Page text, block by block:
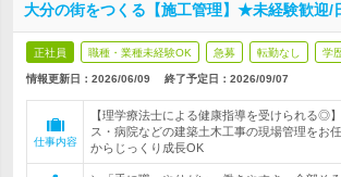
大分の街をつくる【施工管理】★未経験歓迎/
正社員 職種・業種未経験OK 急募 転勤なし 学
情報更新日：2026/06/09 終了予定日： 2026/09/07
仕事内容
【理学療法士による健康指導を受けられる◎
ス・病院などの建築土木工事の現場管理をお
からじっくり成長OK